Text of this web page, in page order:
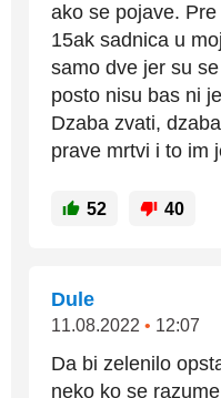
ako se pojave.
15ak sadnica u
samo dve jer su
posto nisu bas ni
Dzaba zvati,
prave mrtvi i to im
52 40
Dule
11.08.2022 • 12:07
Da bi zelenilo
neko ko se